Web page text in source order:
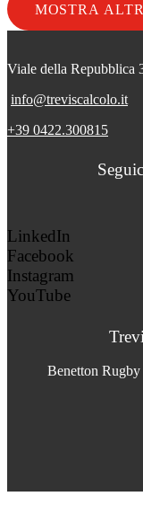
MOSTRA
Viale della
info@treviscalcolo.it
+39 0422.300815
LinkedIn
Facebook
Instagram
YouTube
Benetton